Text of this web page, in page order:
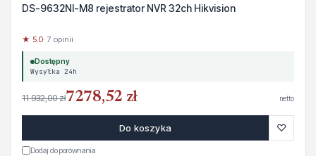
DS-9632NI-M8 rejestrator NVR 32ch Hikvision
★ 5.0· 7 opinii
Dostępny
Wysyłka 24h
11 932,00 zł7278,52 zł netto
Do koszyka ♡
Dodaj do porównania